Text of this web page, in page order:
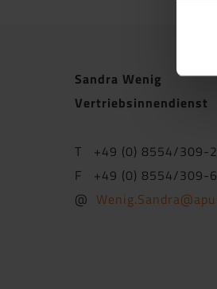
Sandra Wenig
Vertriebsinnendienst
T +49 (0) 8554/309-
F +49 (0) 8554/309-
@